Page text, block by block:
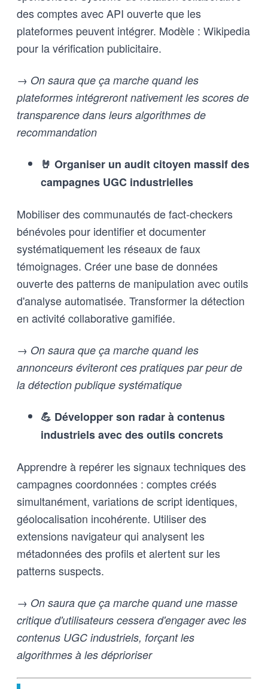
des comptes avec API ouverte que les
plateformes peuvent intégrer. Modèle : Wikipedia
pour la vérification publicitaire.
→ On saura que ça marche quand les
plateformes intégreront nativement les scores de
transparence dans leurs algorithmes de
recommandation
🤘 Organiser un audit citoyen massif des
campagnes UGC industrielles
Mobiliser des communautés de fact-checkers
bénévoles pour identifier et documenter
systématiquement les réseaux de faux
témoignages. Créer une base de données
ouverte des patterns de manipulation avec outils
d'analyse automatisée. Transformer la détection
en activité collaborative gamifiée.
→ On saura que ça marche quand les
annonceurs éviteront ces pratiques par peur de
la détection publique systématique
💪 Développer son radar à contenus
industriels avec des outils concrets
Apprendre à repérer les signaux techniques des
campagnes coordonnées : comptes créés
simultanément, variations de script identiques,
géolocalisation incohérente. Utiliser des
extensions navigateur qui analysent les
métadonnées des profils et alertent sur les
patterns suspects.
→ On saura que ça marche quand une masse
critique d'utilisateurs cessera d'engager avec les
contenus UGC industriels, forçant les
algorithmes à les déprioriser